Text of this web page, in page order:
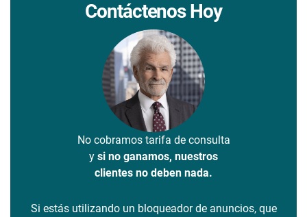
Contáctenos Hoy
No cobramos tarifa de consulta
y si no ganamos, nuestros
clientes no deben nada.
Si estás utilizando un bloqueador de anuncios, que